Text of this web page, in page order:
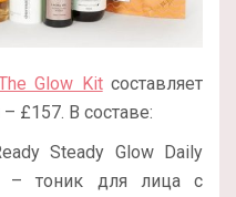
Glow Kitсоставляет
£157. В составе:
Steady Glow Daily
– тоник для лица с